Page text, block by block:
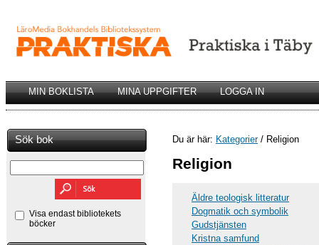
MIN BOKLISTA MINA UPPGIFTER LOGGA IN
Sök bok
Visa endast bibliotekets
böcker
Du är här: Kategorier/ Religion
Religion
Äldre teologisk litteratur
Dogmatik och symbolik
Gudstjänsten
Kristna samfund